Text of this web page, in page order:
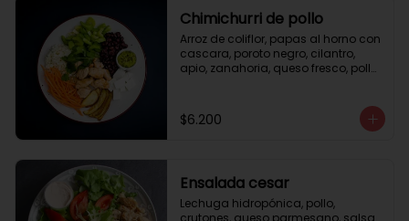
Chimichurri de pollo
Arroz de coliflor, papas al horno con
cascara, poroto negro, cilantro,
apio, zanahoria, queso fresco, pollo
$6.200
Ensalada cesar
Lechuga hidropónica, pollo,
crutones, queso parmesano, salsa